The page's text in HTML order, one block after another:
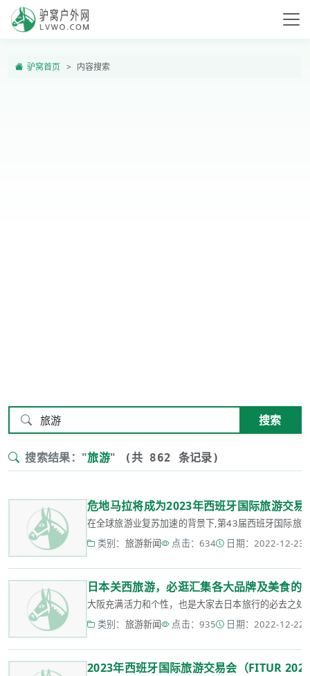
驴窝首页 内容搜索
搜索
搜索结果："旅游" (共 862 条记录)
危地马拉将成为2023年西班牙国际旅游交
在全球旅游业复苏加速的背景下,第43届西班牙国际
类别： 旅游新闻 点击：634 日期：2022-12-23
日本关西旅游，必逛汇集各大品牌及美食的
大阪充满活力和个性，也是大家去日本旅行的必去之
类别： 旅游新闻 点击：935 日期：2022-12-22
2023年西班牙国际旅游交易会（FITUR